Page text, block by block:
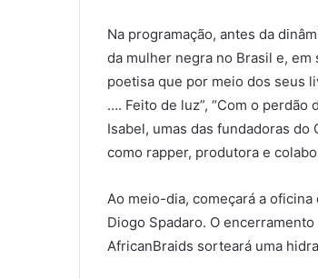
Na programação, antes da
da mulher negra no Brasil e,
poetisa que por meio dos seus
…. Feito de luz”, “Com o perdão
Isabel, umas das fundadoras
como rapper, produtora e
Ao meio-dia, começará a
Diogo Spadaro. O
AfricanBraids sorteará uma